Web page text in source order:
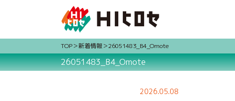
TOP 新着情報 26051483_B4_Omote
26051483_B4_Omote
2026.05.08